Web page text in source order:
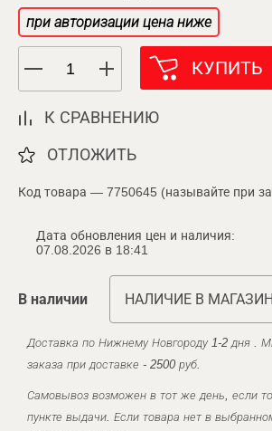
при авторизации цена ниже
КУПИТЬ
К СРАВНЕНИЮ
ОТЛОЖИТЬ
Код товара — 7750645 (называйте при
Дата обновления цен и наличия:
07.08.2026 в 18:41
В наличии НАЛИЧИЕ В
Доставка по Нижнему Новгороду 1-2 дня .
заказа при доставке - 2500 руб.
Самовывоз возможен в тот же день, если
пункте выдачи. Если товара нет в